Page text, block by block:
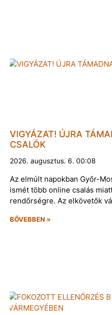
VIGYÁZAT! ÚJRA
CSALÓK
2026. augusztus. 6. 00:08
Az elmúlt napokban Győr-
ismét több online csalás
rendőrségre. Az elkövetők
BŐVEBBEN »